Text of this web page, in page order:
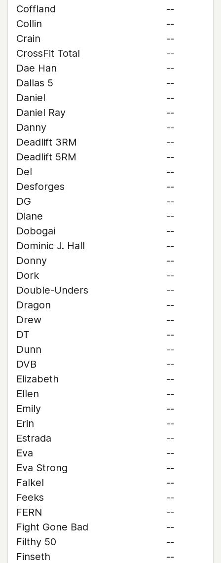
Coffland
--
Collin
--
Crain
--
CrossFit Total
--
Dae Han
--
Dallas 5
--
Daniel
--
Daniel Ray
--
Danny
--
Deadlift 3RM
--
Deadlift 5RM
--
Del
--
Desforges
--
DG
--
Diane
--
Dobogai
--
Dominic J. Hall
--
Donny
--
Dork
--
Double-Unders
--
Dragon
--
Drew
--
DT
--
Dunn
--
DVB
--
Elizabeth
--
Ellen
--
Emily
--
Erin
--
Estrada
--
Eva
--
Eva Strong
--
Falkel
--
Feeks
--
FERN
--
Fight Gone Bad
--
Filthy 50
--
Finseth
--